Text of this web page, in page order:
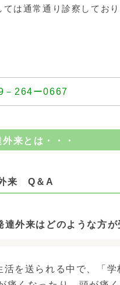
は通常通り診察してお
－264ー0667
来とは・・・
来 Q＆A
達外来はどのような方
活を送られる中で、「学